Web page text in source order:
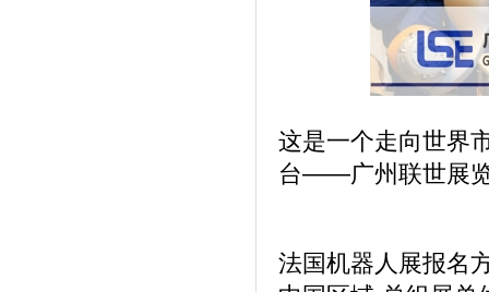
这是一个走向世界
台——广州联世展
法国机器人展报名